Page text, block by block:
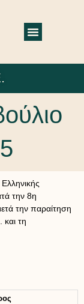
την 8η
την παραίτηση
τη